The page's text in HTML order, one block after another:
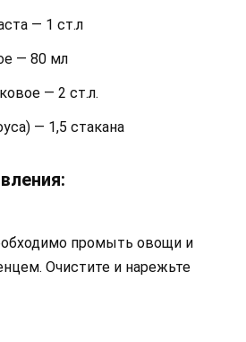
— 1 ст.л
— 80 мл
— 2 ст.л.
— 1,5 стакана
промыть овощи и
Очистите и нарежьте